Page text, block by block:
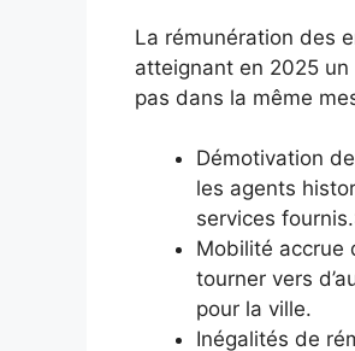
La rémunération des
atteignant en 2025 un
pas dans la même
Démotivation
les agents
services
Mobilité accrue
tourner vers
pour la ville.
Inégalités de